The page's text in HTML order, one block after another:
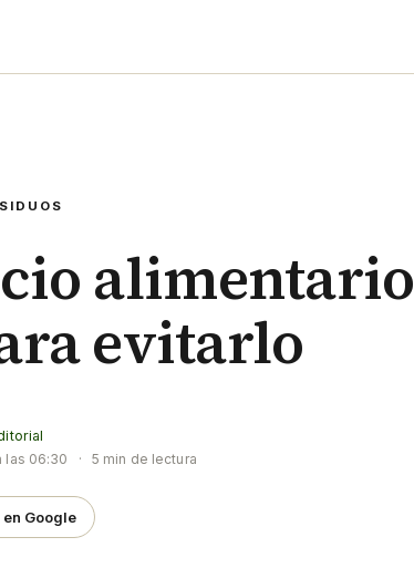
alimentario
evitarlo
las 06:30 · 5 min de lectura
Google